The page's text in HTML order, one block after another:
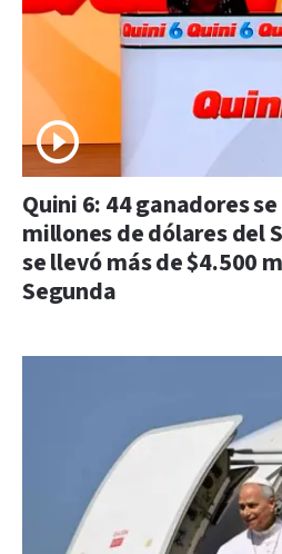
Quini 6: 44 ganadores
millones de dólares del
se llevó más de $4.500
Segunda